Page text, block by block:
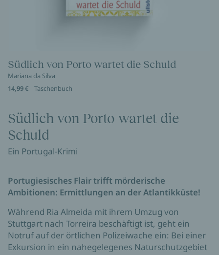
Südlich von Porto wartet die Schuld
Mariana da Silva
14,99 €
Taschenbuch
Südlich von Porto wartet die
Schuld
Ein Portugal-Krimi
Portugiesisches Flair trifft mörderische
Ambitionen: Ermittlungen an der Atlantikküste!
Während Ria Almeida mit ihrem Umzug von
Stuttgart nach Torreira beschäftigt ist, geht ein
Notruf auf der örtlichen Polizeiwache ein: Bei einer
Exkursion in ein nahegelegenes Naturschutzgebiet